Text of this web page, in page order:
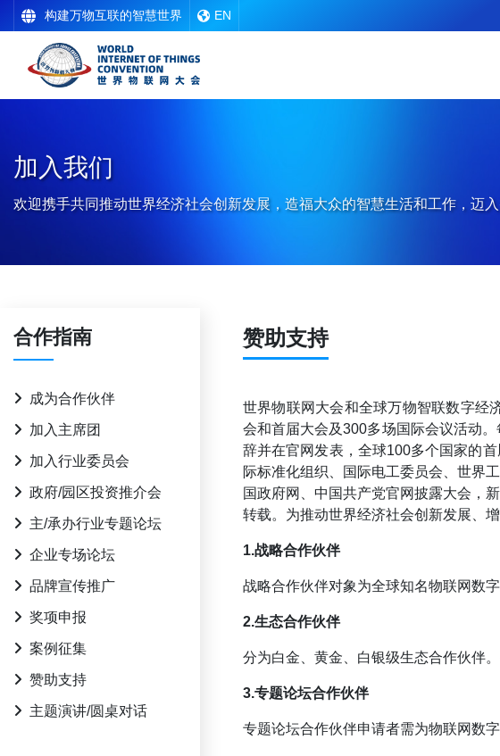
构建万物互联的智慧世界 EN
加入我们
欢迎携手共同推动世界经济社会创新发展，造福大众的智慧生活和工作，迈
合作指南
成为合作伙伴
加入主席团
加入行业委员会
政府/园区投资推介会
主/承办行业专题论坛
企业专场论坛
品牌宣传推广
奖项申报
案例征集
赞助支持
主题演讲/圆桌对话
赞助支持
世界物联网大会和全球万物智联数字经
会和首届大会及300多场国际会议活动
辞并在官网发表，全球100多个国家的
际标准化组织、国际电工委员会、世界
国政府网、中国共产党官网披露大会，
转载。为推动世界经济社会创新发展、
1.战略合作伙伴
战略合作伙伴对象为全球知名物联网数
2.生态合作伙伴
分为白金、黄金、白银级生态合作伙伴
3.专题论坛合作伙伴
专题论坛合作伙伴申请者需为物联网数字